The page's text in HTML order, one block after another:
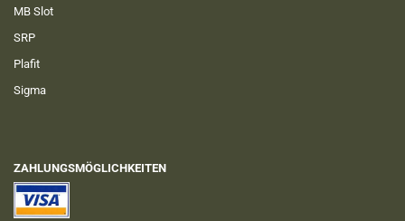
MB Slot
SRP
Plafit
Sigma
ZAHLUNGSMÖGLICHKEITEN